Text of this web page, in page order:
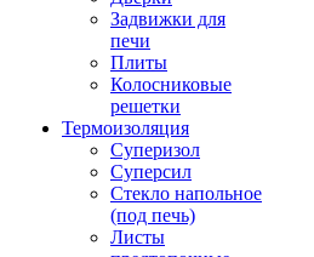
Задвижки для
печи
Плиты
Колосниковые
решетки
Термоизоляция
Суперизол
Суперсил
Стекло напольное
(под печь)
Листы